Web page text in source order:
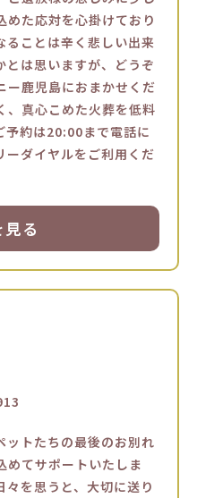
めた応対を心掛けており
ることは辛く悲しい出来
とは思いますが、どうぞ
ー鹿児島におまかせくだ
、真心こめた火葬を低料
予約は20:00まで電話に
ーダイヤルをご利用くだ
る
ットたちの最後のお別れ
めてサポートいたしま
を思うと、大切に送り